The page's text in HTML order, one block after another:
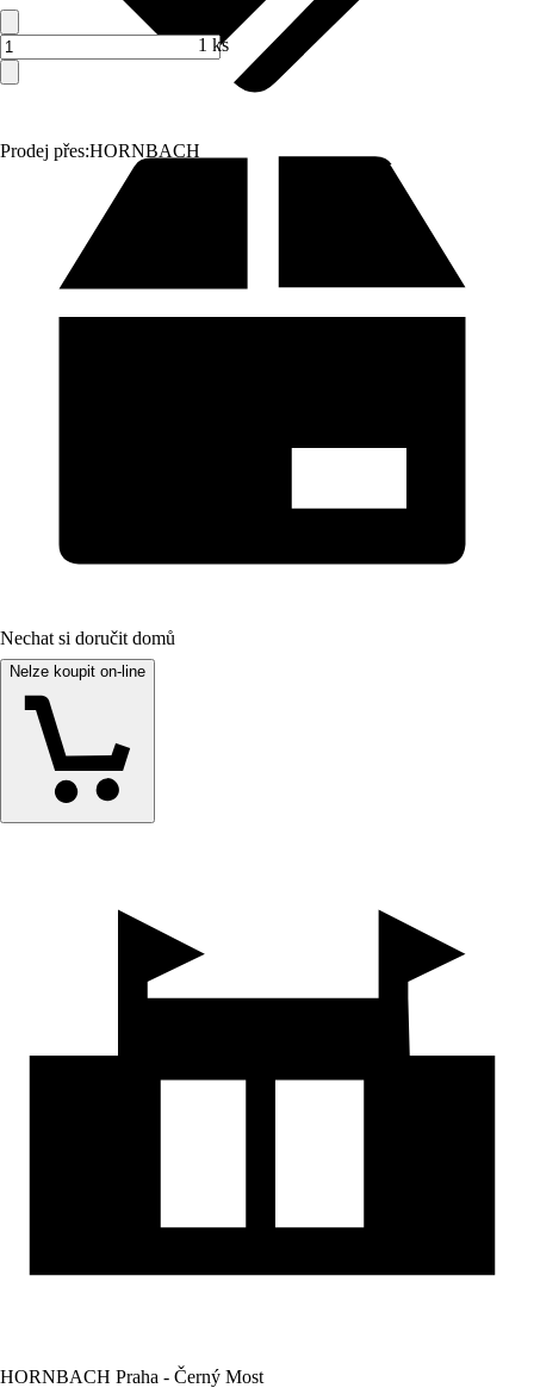
Prodej přes:HORNBACH
1 ks
Nechat si doručit domů
Nelze koupit on-line
HORNBACH Praha - Černý Most